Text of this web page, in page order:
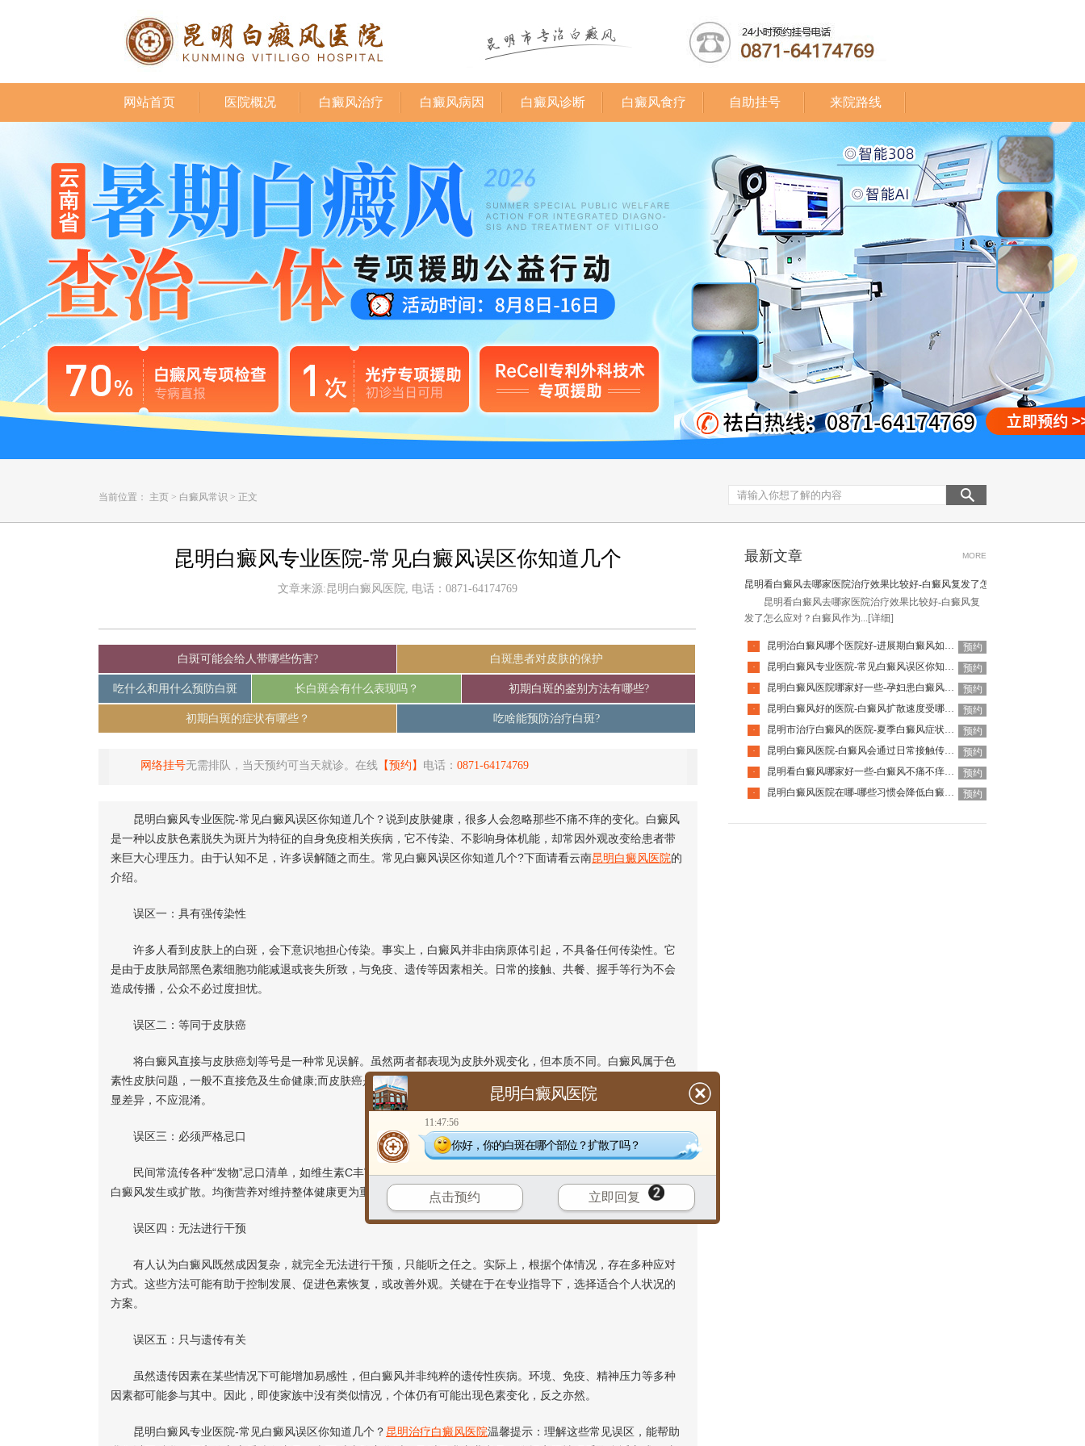
网站首页 医院概况 白癜风治疗 白癜风病因 白癜风诊断 白癜风食疗 自助挂号 来院路线
当前位置： 主页 > 白癜风常识 > 正文
昆明白癜风专业医院-常见白癜风误区你知道几个
文章来源:昆明白癜风医院, 电话：0871-64174769
白斑可能会给人带哪些伤害? 白斑患者对皮肤的保护
吃什么和用什么预防白斑 长白斑会有什么表现吗？ 初期白斑的鉴别方法有哪些?
初期白斑的症状有哪些？ 吃啥能预防治疗白斑?
网络挂号无需排队，当天预约可当天就诊。在线 【预约】 电话： 0871-64174769
昆明白癜风专业医院-常见白癜风误区你知道几个？说到皮肤健康，很多人会忽略那些不痛不痒的变化。白癜风
是一种以皮肤色素脱失为斑片为特征的自身免疫相关疾病，它不传染、不影响身体机能，却常因外观改变给患者带
来巨大心理压力。由于认知不足，许多误解随之而生。常见白癜风误区你知道几个?下面请看云南昆明白癜风医院的
介绍。
误区一：具有强传染性
许多人看到皮肤上的白斑，会下意识地担心传染。事实上，白癜风并非由病原体引起，不具备任何传染性。它
是由于皮肤局部黑色素细胞功能减退或丧失所致，与免疫、遗传等因素相关。日常的接触、共餐、握手等行为不会
造成传播，公众不必过度担忧。
误区二：等同于皮肤癌
将白癜风直接与皮肤癌划等号是一种常见误解。虽然两者都表现为皮肤外观变化，但本质不同。白癜风属于色
素性皮肤问题，一般不直接危及生命健康;而皮肤癌是细胞异常增殖的恶性疾病。两者成因、发展及应对方式均有明
显差异，不应混淆。
误区三：必须严格忌口
民间常流传各种“发物”忌口清单，如维生素C丰富的水果、海鲜等。目前医学研究并未证实特定食物会直接导致
白癜风发生或扩散。均衡营养对维持整体健康更为重要。盲目忌口可能导致营养失衡，反而不利于身体状态稳定。
误区四：无法进行干预
有人认为白癜风既然成因复杂，就完全无法进行干预，只能听之任之。实际上，根据个体情况，存在多种应对
方式。这些方法可能有助于控制发展、促进色素恢复，或改善外观。关键在于在专业指导下，选择适合个人状况的
方案。
误区五：只与遗传有关
虽然遗传因素在某些情况下可能增加易感性，但白癜风并非纯粹的遗传性疾病。环境、免疫、精神压力等多种
因素都可能参与其中。因此，即使家族中没有类似情况，个体仍有可能出现色素变化，反之亦然。
昆明白癜风专业医院-常见白癜风误区你知道几个？ 昆明治疗白癜风医院温馨提示：理解这些常见误区，能帮助
最新文章 MORE
昆明看白癜风去哪家医院治疗效果比较好-白癜风复发了怎么应对
昆明看白癜风去哪家医院治疗效果比较好-白癜风复
发了怎么应对？白癜风作为... [详细]
· 昆明治白癜风哪个医院好-进展期白癜风如何控制扩散
预约
·
昆明白癜风专业医院-常见白癜风误区你知道几个
预约
·
昆明白癜风医院哪家好一些-孕妇患白癜风该注意什么
预约
·
昆明白癜风好的医院-白癜风扩散速度受哪些因素影响
预约
·
昆明市治疗白癜风的医院-夏季白癜风症状会加重吗
预约
·
昆明白癜风医院-白癜风会通过日常接触传染吗
预约
·
昆明看白癜风哪家好一些-白癜风不痛不痒就可以不管吗
预约
·
昆明白癜风医院在哪-哪些习惯会降低白癜风治疗效果呢 预约
昆明白癜风医院
11:47:56
你好，你的白斑在哪个部位？扩散了吗？
点击预约 立即回复